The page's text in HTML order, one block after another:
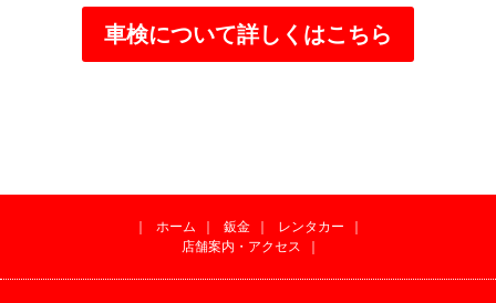
車検について詳しくはこちら
｜ ホーム ｜ 鈑金 ｜ レンタカー
｜
店舗案内・アクセス
｜